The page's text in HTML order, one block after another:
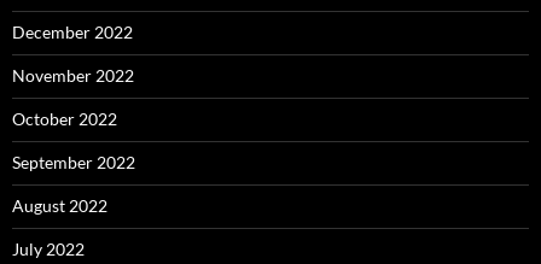
December 2022
November 2022
October 2022
September 2022
August 2022
July 2022